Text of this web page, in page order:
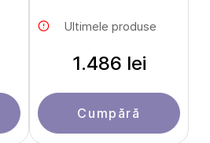
Ultimele produse
1.486 lei
Cumpără